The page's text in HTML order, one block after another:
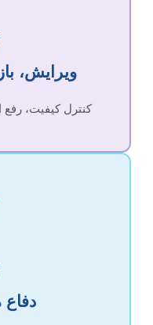
ویرایش،
کنترل کیفیت،
دفاع